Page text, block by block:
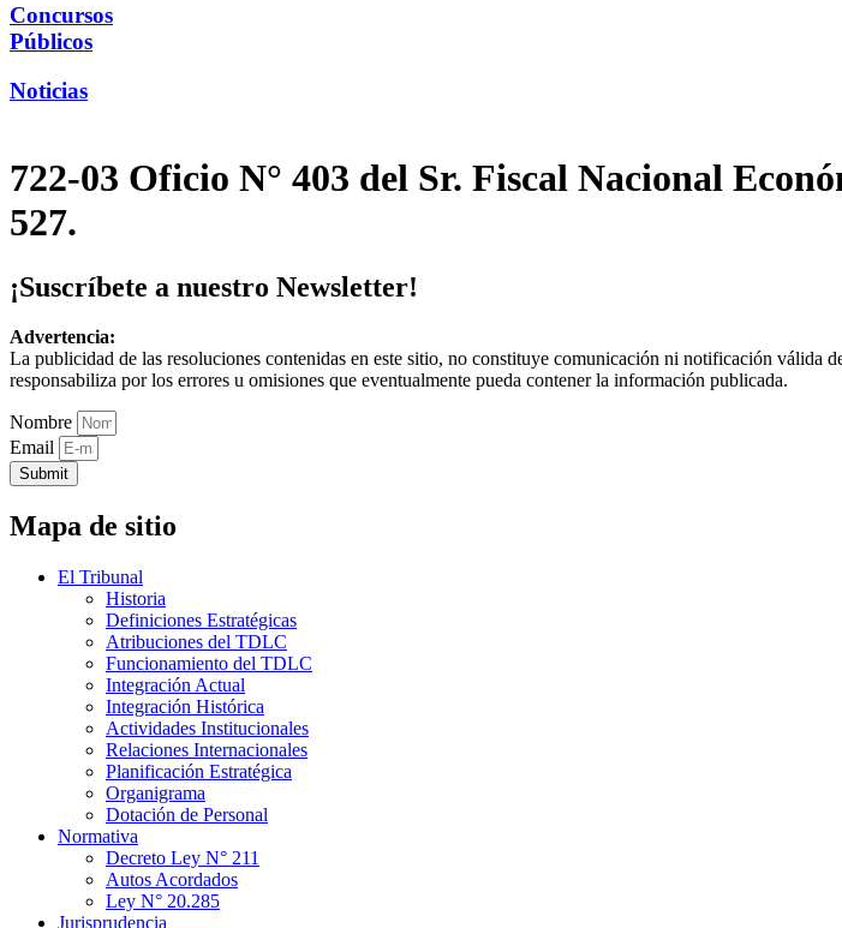
Concursos
Públicos
Noticias
722-03 Oficio N° 403 del Sr. Fiscal Nacional
527.
¡Suscríbete a nuestro Newsletter!
Advertencia:
La publicidad de las resoluciones contenidas en este sitio, no constituye comunicación ni notificación válida
responsabiliza por los errores u omisiones que eventualmente pueda contener la información publicada.
Nombre
Email
Submit
Mapa de sitio
El Tribunal
Historia
Definiciones Estratégicas
Atribuciones del TDLC
Funcionamiento del TDLC
Integración Actual
Integración Histórica
Actividades Institucionales
Relaciones Internacionales
Planificación Estratégica
Organigrama
Dotación de Personal
Normativa
Decreto Ley N° 211
Autos Acordados
Ley N° 20.285
Jurisprudencia